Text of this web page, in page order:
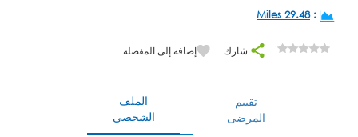
:
29.48 Miles
شارك إضافة إلى المفضلة
الملف
الشخصي
تقييم
المرضى